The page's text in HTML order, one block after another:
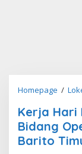
Homepage /
Kerja Hari
Bidang
Barito